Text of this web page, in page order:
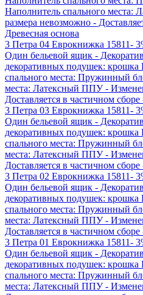
Наполнитель спального места:
размера невозможно -
Древесная основа
3 Петра 04 Еврокнижка 15811-
Один бельевой ящик -
декоративных подушек:
спального места: Пружинный
места: Латексный ППУ -
Доставляется в частичном сборе
3 Петра 03 Еврокнижка 15811-
Один бельевой ящик -
декоративных подушек:
спального места: Пружинный
места: Латексный ППУ -
Доставляется в частичном сборе
3 Петра 02 Еврокнижка 15811-
Один бельевой ящик -
декоративных подушек:
спального места: Пружинный
места: Латексный ППУ -
Доставляется в частичном сборе
3 Петра 01 Еврокнижка 15811-
Один бельевой ящик -
декоративных подушек:
спального места: Пружинный
места: Латексный ППУ -